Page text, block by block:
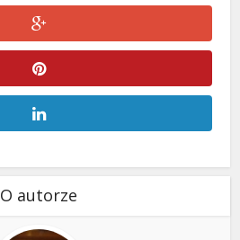
O autorze